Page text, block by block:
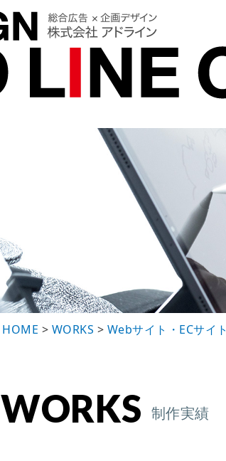
HOME > WORKS > Webサイト・ECサイト
WORKS 制作実績